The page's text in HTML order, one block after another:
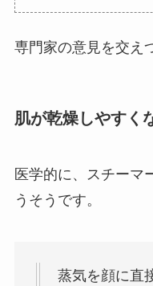
専門家の意見を交え
肌が乾燥しやすく
医学的に、スチーマ
うそうです。
蒸気を顔に直